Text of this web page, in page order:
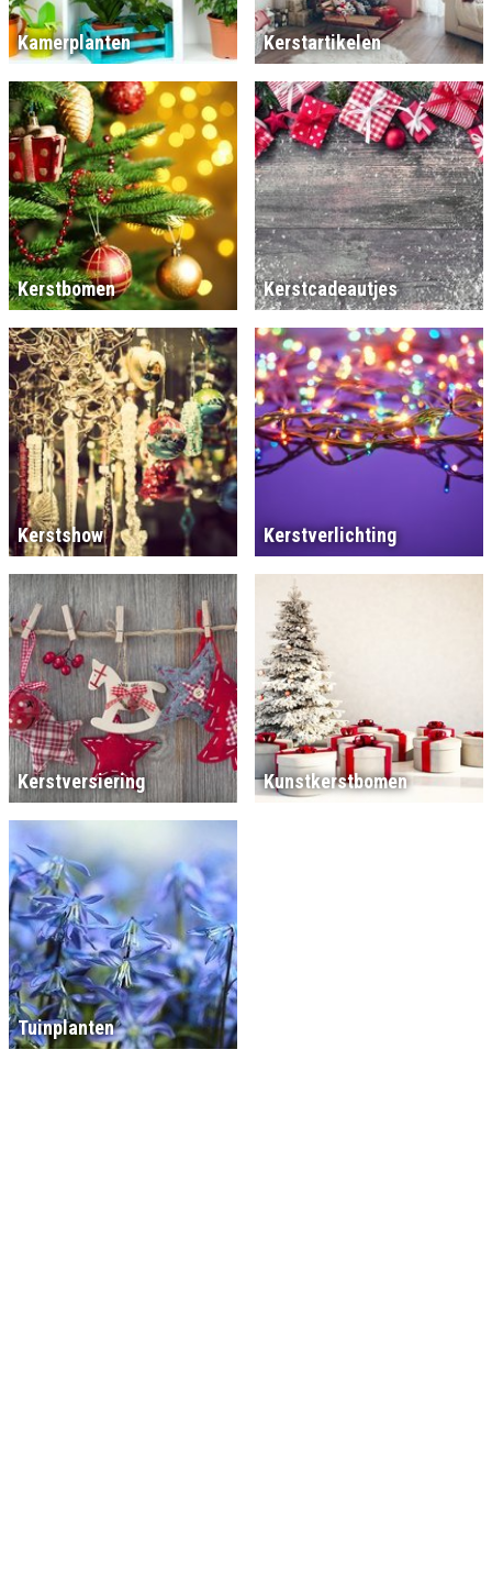
Kamerplanten Kerstartikelen
Kerstbomen Kerstcadeautjes
Kerstshow Kerstverlichting
Kerstversiering Kunstkerstbomen
Tuinplanten